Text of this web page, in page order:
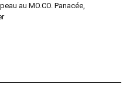
au MO.CO. Panacée,